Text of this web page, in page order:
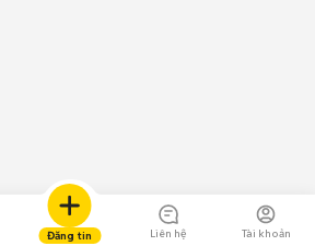
Đăng tin Liên hệ Tài khoản